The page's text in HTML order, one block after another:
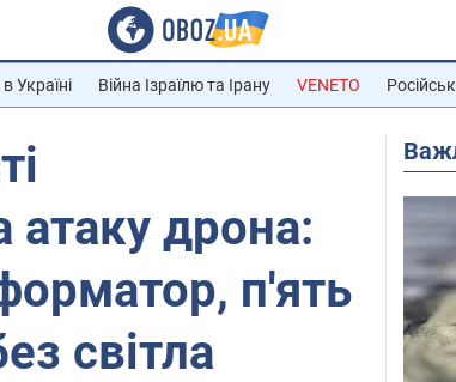
Україні Війна Ізраїлю та Ірану VENETO
дрона:
п'ять
світла